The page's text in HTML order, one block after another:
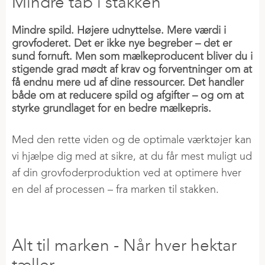
Slagtegrisefoder
Tilskudsfoder
Hjemmeblandere
VF-Mix | Konc
KVÆG
Grovfoder
Grundrationsblandinger
Robotblandinger
Varmestress
Fremavl
Græsfrø
Vintersæd
Vårsæd
Majs
PLANTEVÆRN
Biostimulanter
Køb Planteværn »
KVÆGFODER
Malkekøer
Kalvefoder
Grovfoder og ensileringsmidler
FJERKRÆFODER
Hønekyllinger og slagtefjerkræ
PLANTEAVL
Såsæd
Service
Erhvervskort
Ladeboks
Solceller og batteri
Fyringsolie
RETAIL
Veterinærmedicin
Equsana
Nyheder
VORES ANSVAR
Soja
DEI
Sikkerhed og Trivsel
PARTNERE OG PROJEKTER
Insektprotein
Produkt X
Planteforædling
Medlemskaber
Bestyrelse
Repræsentantskab
Salg og Kunderelation
Bliv medejer
Lokationer
FORRETNINGEN
Food
KUNDECENTER
SALGSKONSULENTER
Gris
Kvæg
Marken
Økologi
LOKATIONER
Mindre spild. Højere udnyttelse. Mere værdi i
grovfoderet. Det er ikke nye begreber – det er
sund fornuft. Men som mælkeproducent bliver du i
stigende grad mødt af krav og forventninger om at
få endnu mere ud af dine ressourcer. Det handler
både om at reducere spild og afgifter – og om at
styrke grundlaget for en bedre mælkepris.
Med den rette viden og de optimale værktøjer kan
vi hjælpe dig med at sikre, at du får mest muligt ud
af din grovfoderproduktion ved at optimere hver
en del af processen – fra marken til stakken.
Alt til marken - Når hver hektar